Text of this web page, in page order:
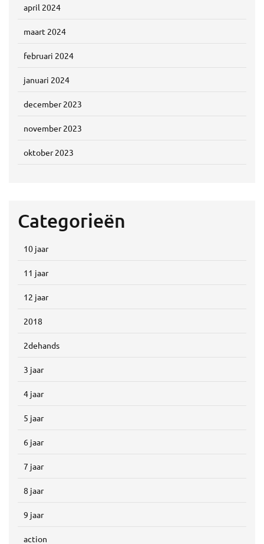
april 2024
maart 2024
februari 2024
januari 2024
december 2023
november 2023
oktober 2023
Categorieën
10 jaar
11 jaar
12 jaar
2018
2dehands
3 jaar
4 jaar
5 jaar
6 jaar
7 jaar
8 jaar
9 jaar
action